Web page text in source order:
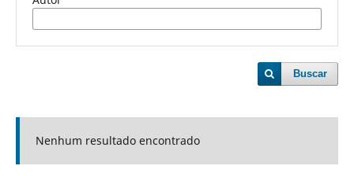
Buscar
Nenhum resultado encontrado